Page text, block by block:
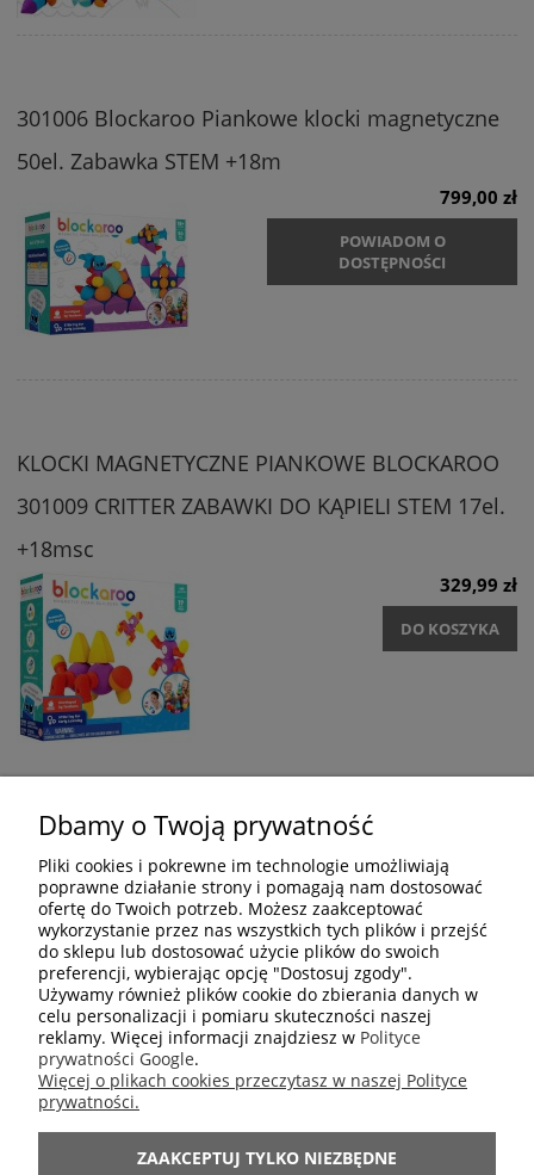
301006 Blockaroo Piankowe klocki magnetyczne
50el. Zabawka STEM +18m
799,00 zł
POWIADOM O
DOSTĘPNOŚCI
KLOCKI MAGNETYCZNE PIANKOWE BLOCKAROO
301009 CRITTER ZABAWKI DO KĄPIELI STEM 17el.
+18msc
329,99 zł
DO KOSZYKA
OPINIE O PRODUKCIE (0)
Wyświetlane są wszystkie opinie (pozytywne i negatywne). Nie
weryfikujemy, czy pochodzą one od klientów, którzy kupili dany
produkt.
ZAKUPY
Dbamy o Twoją prywatność
Pliki cookies i pokrewne im technologie umożliwiają
poprawne działanie strony i pomagają nam dostosować
ofertę do Twoich potrzeb. Możesz zaakceptować
wykorzystanie przez nas wszystkich tych plików i przejść
do sklepu lub dostosować użycie plików do swoich
preferencji, wybierając opcję "Dostosuj zgody".
Używamy również plików cookie do zbierania danych w
celu personalizacji i pomiaru skuteczności naszej
reklamy. Więcej informacji znajdziesz w Polityce
prywatności Google.
Więcej o plikach cookies przeczytasz w naszej Polityce
prywatności.
ZAAKCEPTUJ TYLKO NIEZBĘDNE